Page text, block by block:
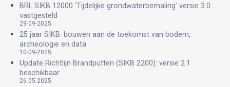
BRL SIKB 12000 ‘Tijdelijke grondwaterbemaling’ versie 3.0
vastgesteld
29-09-2025
25 jaar SIKB: bouwen aan de toekomst van bodem,
archeologie en data
10-09-2025
Update Richtlijn Brandputten (SIKB 2200): versie 2.1
beschikbaar
26-05-2025